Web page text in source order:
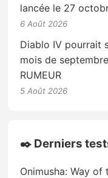
lancée le 27
6 Août 2026
Diablo IV pourrait
mois de
RUMEUR
5 Août 2026
✒️ Derniers
Onimusha: Way of